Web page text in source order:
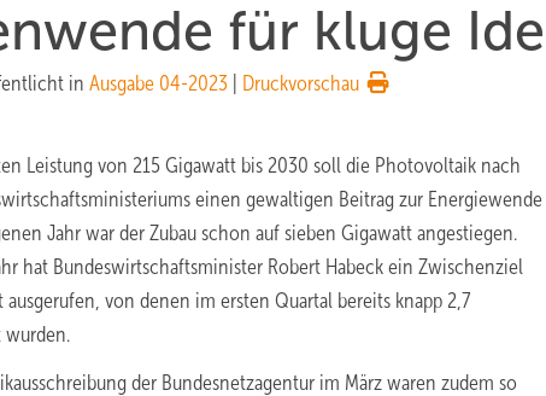
für kluge
in Ausgabe 04-2023 Druckvorschau
Leistung von 215 Gigawatt bis 2030 soll die Photovoltaik nach
einen gewaltigen Beitrag zur Energiewende
Jahr war der Zubau schon auf sieben Gigawatt angestiegen.
hat Bundeswirtschaftsminister Robert Habeck ein Zwischenziel
von denen im ersten Quartal bereits knapp 2,7
wurden.
der Bundesnetzagentur im März waren zudem so